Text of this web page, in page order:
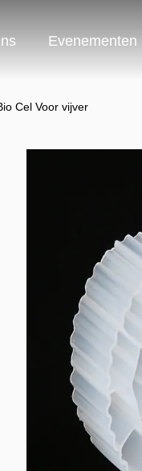
Evenementen
Cel Voor vijver